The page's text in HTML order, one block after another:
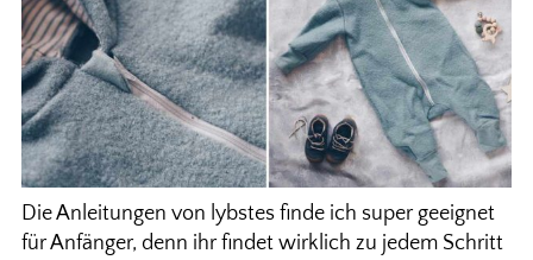
Die Anleitungen von lybstes finde ich super geeignet
für Anfänger, denn ihr findet wirklich zu jedem Schritt